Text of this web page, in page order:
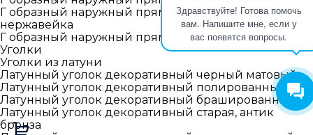
Здравствуйте! Готова помочь
вам. Напишите мне, если у
вас появятся вопросы.
Г образный наружный прямой профиль
нержавейка
Г образный наружный прямой профиль латунь
Уголки
Уголки из латуни
Латунный уголок декоративный черный матовый
Латунный уголок декоративный полированный
Латунный уголок декоративный брашированный
Латунный уголок декоративный старая, антик
бронза